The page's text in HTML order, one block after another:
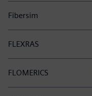
Fibersim
FLEXRAS
FLOMERICS